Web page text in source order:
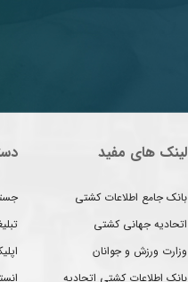
لینک های مفید
بانک جامع اطلاعات کشتی
اتحادیه جهانی کشتی
وزارت ورزش و جوانان
بانک اطلاعات کشتی اتحادیه